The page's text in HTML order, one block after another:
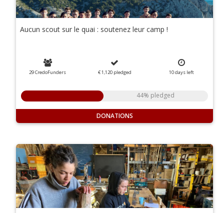
Aucun scout sur le quai : soutenez leur camp !
29 CredoFunders € 1,120 pledged 10daysleft
44% pledged
DONATIONS